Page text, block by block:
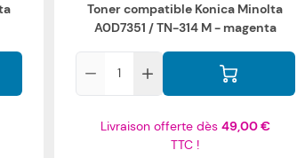
Toner compatible Konica Minolta
A0D7351 / TN-314 M - magenta
Livraison offerte dès 49,00 €
TTC !